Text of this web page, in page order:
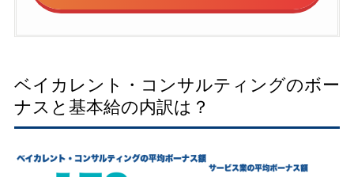
ベイカレント・コンサルティングのボー
ナスと基本給の内訳は？